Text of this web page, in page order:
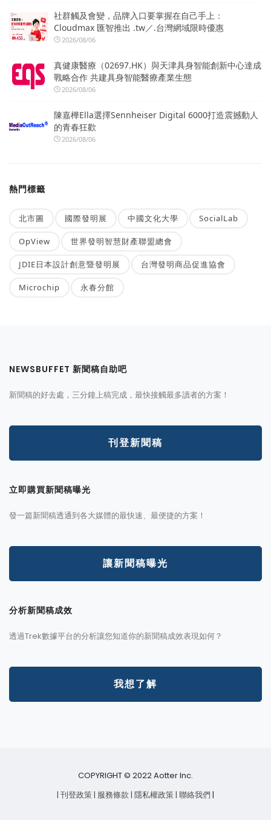
社群觸及會變，品牌入口要掌握在自己手上：
Cloudmax 匯智推出 .tw／.台灣網域限時優惠
2026/08/06
真健康醫療（02697.HK）與天津具身智能創新中心達成
戰略合作 共建具身智能醫療產業生態
2026/08/06
陳嘉樺Ella選擇Sennheiser Digital 6000打造震撼動人
的青春狂歡
2026/08/06
熱門標籤
北市圖 國際發明展 中國文化大學 SocialLab
OpView 世界發明智慧財產聯盟總會
JDIE日本設計創意暨發明展 台灣發明商品促進協會
Microchip 永春分館
NEWSBUFFET 新聞稿自助吧
新聞稿的好去處，三分鐘上稿完成，最快接觸最多讀者的方案！
刊登新聞稿
立即購買新聞稿曝光
發一篇新聞稿透通到各大媒體的最快速、最便捷的方案！
讓新聞稿曝光
分析新聞稿成效
透過Trek數據平台的分析讓您知道你的新聞稿成效表現如何？
我想了解
COPYRIGHT © 2022 Aotter Inc.
| 刊登政策| 服務條款| 隱私權政策| 聯絡我們 |